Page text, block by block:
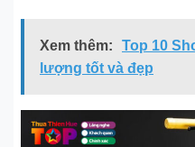
Xem thêm:
Top 10
lượng tốt và đẹp